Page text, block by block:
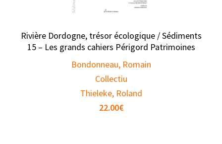
Rivière Dordogne, trésor écologique / Sédiments
15 – Les grands cahiers Périgord Patrimoines
Bondonneau, Romain
Collectiu
Thieleke, Roland
22.00€